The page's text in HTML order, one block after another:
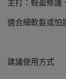
主打：輕盈修護
適合細軟髮或怕
建議使用方式